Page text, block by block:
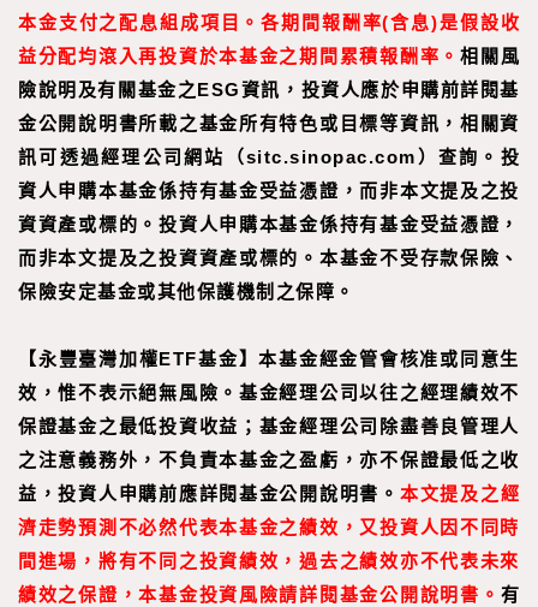
本金支付之配息組成項目。各期間報酬率(含息)是假設收
益分配均滾入再投資於本基金之期間累積報酬率。相關風
險說明及有關基金之ESG資訊，投資人應於申購前詳閱基
金公開說明書所載之基金所有特色或目標等資訊，相關資
訊可透過經理公司網站（sitc.sinopac.com）查詢。 投
資人申購本基金係持有基金受益憑證，而非本文提及之投
資資產或標的。投資人申購本基金係持有基金受益憑證，
而非本文提及之投資資產或標的。本基金不受存款保險、
保險安定基金或其他保護機制之保障。
【永豐臺灣加權ETF基金】本基金經金管會核准或同意生
效，惟不表示絕無風險。基金經理公司以往之經理績效不
保證基金之最低投資收益；基金經理公司除盡善良管理人
之注意義務外，不負責本基金之盈虧，亦不保證最低之收
益，投資人申購前應詳閱基金公開說明書。 本文提及之經
濟走勢預測不必然代表本基金之績效，又投資人因不同時
間進場，將有不同之投資績效，過去之績效亦不代表未來
績效之保證，本基金投資風險請詳閱基金公開說明書。 有